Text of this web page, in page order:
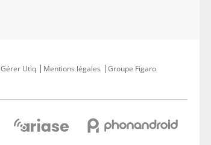
Gérer Utiq Mentions légales
Groupe Figaro